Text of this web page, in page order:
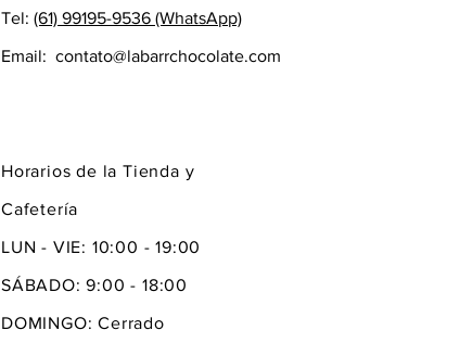
Tel: (61) 99195-9536 (WhatsApp)
Email: contato@labarrchocolate.com
Horarios de la Tienda y
Cafetería
LUN - VIE: 10:00 - 19:00
SÁBADO: 9:00 - 18:00
DOMINGO: Cerrado